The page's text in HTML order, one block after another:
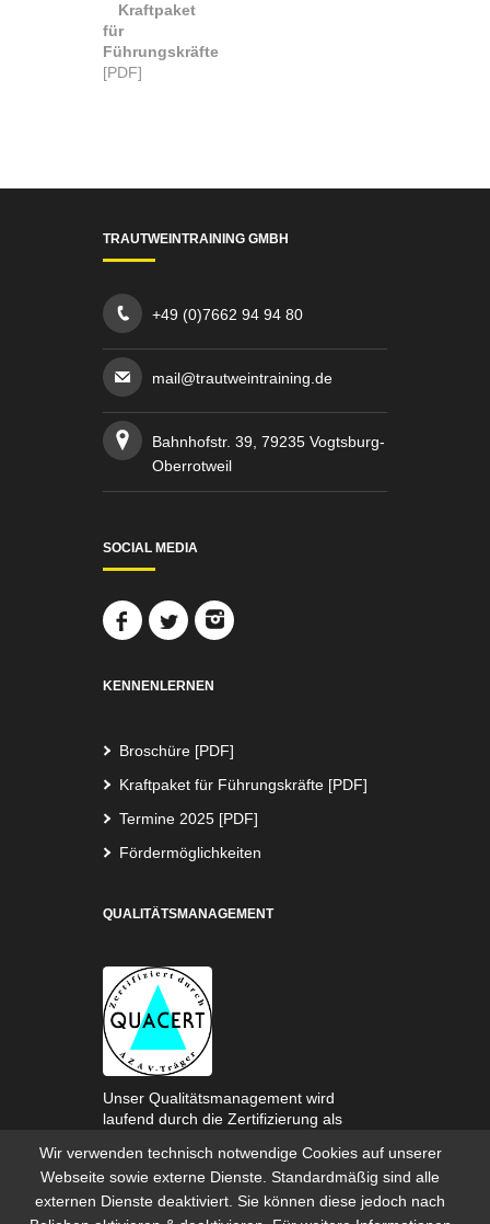
Kraftpaket
für
Führungskräfte
[PDF]
TRAUTWEINTRAINING GMBH
+49 (0)7662 94 94 80
mail@trautweintraining.de
Bahnhofstr. 39, 79235 Vogtsburg-
Oberrotweil
SOCIAL MEDIA
KENNENLERNEN
Broschüre [PDF]
Kraftpaket für Führungskräfte [PDF]
Termine 2025 [PDF]
Fördermöglichkeiten
QUALITÄTSMANAGEMENT
Unser Qualitätsmanagement wird
laufend durch die Zertifizierung als
Wir verwenden technisch notwendige Cookies auf unserer
Webseite sowie externe Dienste. Standardmäßig sind alle
externen Dienste deaktiviert. Sie können diese jedoch nach